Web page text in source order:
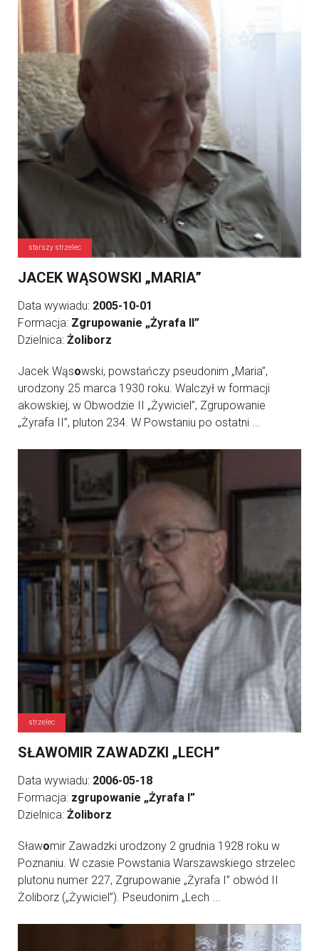
starszy strzelec
JACEK WĄSOWSKI „MARIA”
Data wywiadu: 2005-10-01
Formacja: Zgrupowanie „Żyrafa II”
Dzielnica: Żoliborz
Jacek Wąsowski, powstańczy pseudonim „Maria”,
urodzony 25 marca 1930 roku. Walczył w formacji
akowskiej, w Obwodzie II „Żywiciel”, Zgrupowanie
„Żyrafa II”, pluton 234. W Powstaniu po ostatni ...
strzelec
SŁAWOMIR ZAWADZKI „LECH”
Data wywiadu: 2006-05-18
Formacja: zgrupowanie „Żyrafa I”
Dzielnica: Żoliborz
Sławomir Zawadzki urodzony 2 grudnia 1928 roku w
Poznaniu. W czasie Powstania Warszawskiego strzelec
plutonu numer 227, Zgrupowanie „Żyrafa I” obwód II
Żoliborz („Żywiciel”). Pseudonim „Lech ...